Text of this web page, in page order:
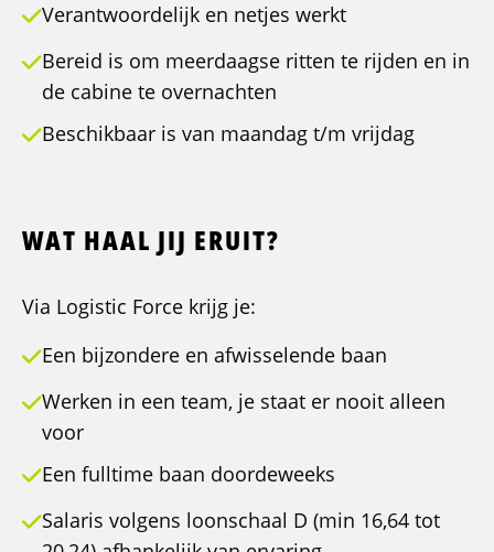
Verantwoordelijk en netjes werkt
Bereid is om meerdaagse ritten te rijden en in
de cabine te overnachten
Beschikbaar is van maandag t/m vrijdag
WAT HAAL JIJ ERUIT?
Via Logistic Force krijg je:
Een bijzondere en afwisselende baan
Werken in een team, je staat er nooit alleen
voor
Een fulltime baan doordeweeks
Salaris volgens loonschaal D (min 16,64 tot